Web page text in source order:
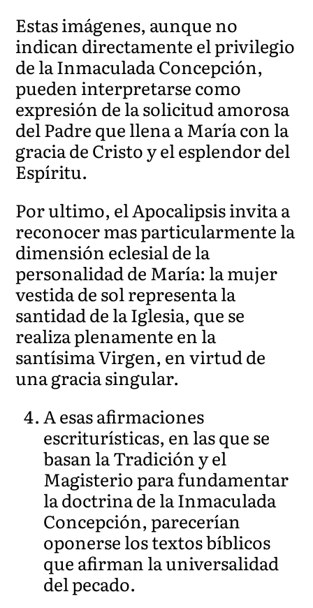
Estas imágenes, aunque no
indican directamente el privilegio
de la Inmaculada Concepción,
pueden interpretarse como
expresión de la solicitud amorosa
del Padre que llena a María con la
gracia de Cristo y el esplendor del
Espíritu.
Por ultimo, el Apocalipsis invita a
reconocer mas particularmente la
dimensión eclesial de la
personalidad de María: la mujer
vestida de sol representa la
santidad de la Iglesia, que se
realiza plenamente en la
santísima Virgen, en virtud de
una gracia singular.
A esas afirmaciones
escriturísticas, en las que se
basan la Tradición y el
Magisterio para fundamentar
la doctrina de la Inmaculada
Concepción, parecerían
oponerse los textos bíblicos
que afirman la universalidad
del pecado.